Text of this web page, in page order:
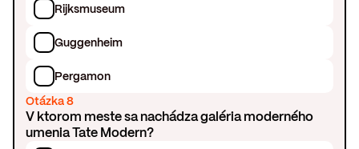
Rijksmuseum
Guggenheim
Pergamon
Otázka 8
V ktorom meste sa nachádza galéria moderného
umenia Tate Modern?